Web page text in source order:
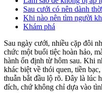
Sau cưới có nên dành
Khi nào nên tìm người
Khám phá
Sau ngày cưới, nhiều cặp đôi
chức một buổi tiệc hoàn hảo,
hành ổn định từ hôm sau. Khi
khác biệt về thói quen, tiền
thuẫn bắt đầu lộ rõ. Đây là lúc
đích, chứ không chỉ dựa vào